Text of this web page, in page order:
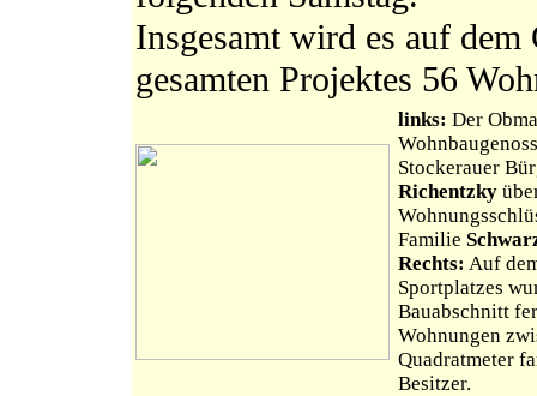
Insgesamt wird es auf dem
gesamten Projektes 56
links: Der
Stockerauer
Richentzky
Familie
Rechts: Auf
Sportplatzes
Bauabschnitt
Wohnungen
Quadratmeter
Besitzer.